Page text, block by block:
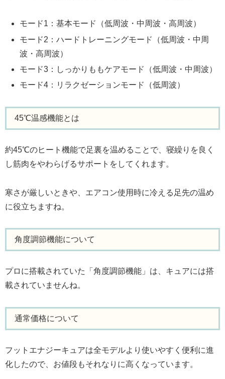
モード1：基本モード（低周波・中周波・高周波）
モード2：ハードトレーニングモード（低周波・中周
波・高周波）
モード3：しっかりももケアモード（低周波・中周波）
モード4：リラクゼーションモード（低周波）
45℃温感機能とは
約45℃のヒート機能で足裏を温めることで、寝繰りを良く
し筋肉をやわらげるサポートをしてくれます。
寒さが厳しいときや、エアコン使用時に冷える足先の温め
に役立ちますね。
角度調節機能について
プロに搭載されていた「角度調節機能」は、キュアには搭
載されていませんね。
通常価格について
フットエナジーキュアは全モデルより使いやすく便利に進
化したので、お値段もそれなりに高くなっています。